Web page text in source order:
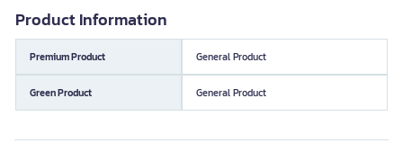
Product Information
Premium Product General Product
Green Product General Product